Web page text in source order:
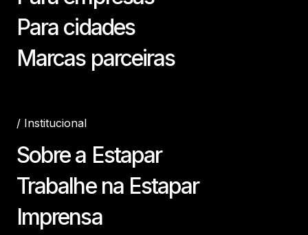
Para cidades
Marcas parceiras
/ Institucional
Sobre a Estapar
Trabalhe na Estapar
Imprensa